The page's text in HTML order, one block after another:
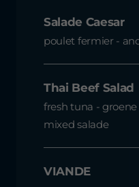
Salade Caesar
poulet fermier -
Thai Beef Salad
fresh tuna -
mixed salade
VIANDE